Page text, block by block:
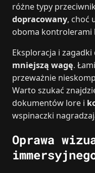
różne typy
dopracowany, choć
oboma kontrolerami
Eksploracja i zagadki
mniejszą wagę.
przeważnie
Warto szukać
dokumentów lore i
wspinaczki
Oprawa